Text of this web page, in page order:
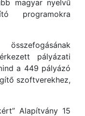
magyar nyelvű
programokra
pályázati
a 449 pályázó
szoftverekhez,
Alapítvány 15